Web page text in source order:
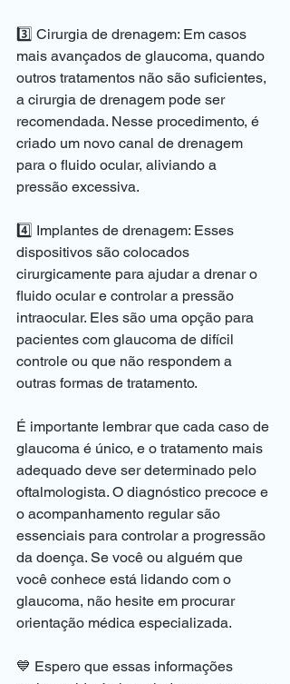
3️⃣ Cirurgia de drenagem: Em casos
mais avançados de glaucoma, quando
outros tratamentos não são suficientes,
a cirurgia de drenagem pode ser
recomendada. Nesse procedimento, é
criado um novo canal de drenagem
para o fluido ocular, aliviando a
pressão excessiva.
4️⃣ Implantes de drenagem: Esses
dispositivos são colocados
cirurgicamente para ajudar a drenar o
fluido ocular e controlar a pressão
intraocular. Eles são uma opção para
pacientes com glaucoma de difícil
controle ou que não respondem a
outras formas de tratamento.
É importante lembrar que cada caso de
glaucoma é único, e o tratamento mais
adequado deve ser determinado pelo
oftalmologista. O diagnóstico precoce e
o acompanhamento regular são
essenciais para controlar a progressão
da doença. Se você ou alguém que
você conhece está lidando com o
glaucoma, não hesite em procurar
orientação médica especializada.
💙 Espero que essas informações